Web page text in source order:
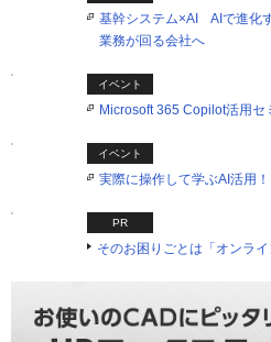
基幹システム×AI AIで進化
業務が回る会社へ
イベント
Microsoft 365 Copilot活用セ
イベント
実際に操作して学ぶAI活用
PR
そのお困りごとは「オンライ